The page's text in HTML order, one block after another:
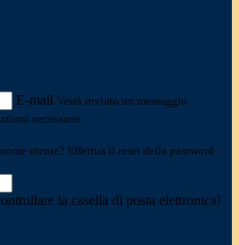
E-mail Verrà inviato un messaggio
necessarie.
utente? Effettua il reset della password
la casella di posta elettronica!